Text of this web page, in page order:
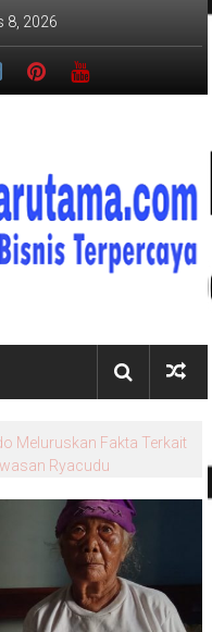
8, 2026
Meluruskan Fakta Terkait
Ryacudu